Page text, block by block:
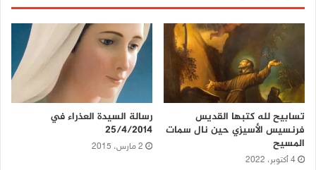
تسابيح لله كتبها القديس
فرنسيس الأسيزي حين نال سمات
المسيح
4 أكتوبر، 2022
رسالة السيدة العذراء في
25/4/2014
2 مارس، 2015